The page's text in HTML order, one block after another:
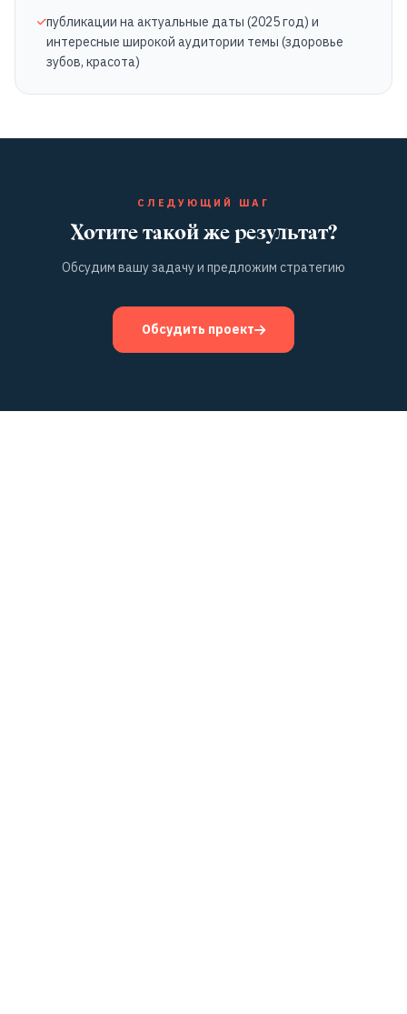
публикации на актуальные даты (2025 год) и
интересные широкой аудитории темы (здоровье
зубов, красота)
СЛЕДУЮЩИЙ ШАГ
Хотите такой же результат?
Обсудим вашу задачу и предложим стратегию
Обсудить проект